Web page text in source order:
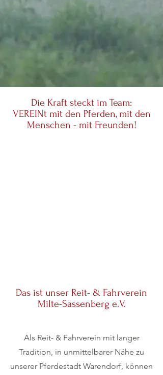
Die Kraft steckt im Team:
VEREINt mit den Pferden, mit den
Menschen - mit Freunden!
Das ist unser Reit- & Fahrverein
Milte-Sassenberg e.V.
Als Reit- & Fahrverein mit langer
Tradition, in unmittelbarer Nähe zu
unserer Pferdestadt Warendorf, können